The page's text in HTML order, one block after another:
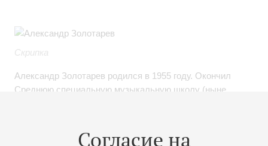
Согласие на
Скрипка
Александр Золотарев родился в 1955 году. Окончил
Среднюю специальную музыкальную школу (ныне
Б.Гутникова. Артист Заслуженного коллектива России